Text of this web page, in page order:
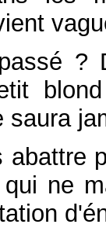
?
saura
abattre
ne